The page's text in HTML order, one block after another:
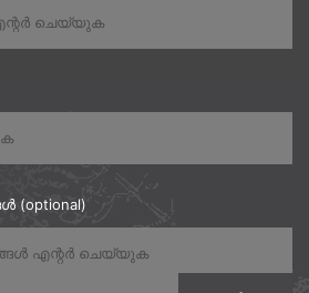
(optional)